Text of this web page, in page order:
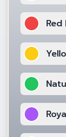
Red